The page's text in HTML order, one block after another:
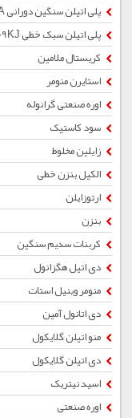
پلی اتیلن سنگین دورانی 3840UA
پلی اتیلن سبک خطی 0209KJ
کریستال ملامین
استایرن منومر
اوره صنعتی گرانوله
سود کاستیک
زایلین مخلوط
الکیل بنزن خطی
ارتوزایلن
بنزن
کربنات سدیم سنگین
دی اتیل هگزانول
منومر وینیل استات
دی اتانول آمین
منو اتیلن گلایکول
دی اتیلن گلایکول
اسید نیتریک
اوره صنعتی